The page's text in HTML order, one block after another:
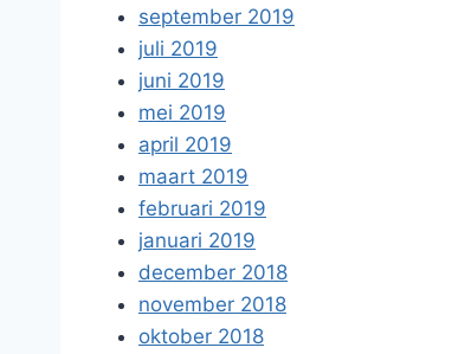
september 2019
juli 2019
juni 2019
mei 2019
april 2019
maart 2019
februari 2019
januari 2019
december 2018
november 2018
oktober 2018